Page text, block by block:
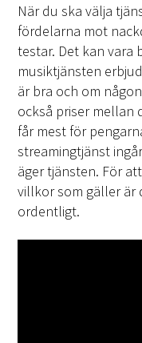
När du ska välja
fördelarna mot
testar. Det kan vara
musiktjänsten
är bra och om
också priser mellan
får mest för
streamingtjänst
äger tjänsten. För
villkor som gäller är
ordentligt.